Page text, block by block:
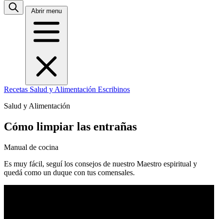
Abrir menu
Recetas Salud y Alimentación Escribinos
Salud y Alimentación
Cómo limpiar las entrañas
Manual de cocina
Es muy fácil, seguí los consejos de nuestro Maestro espiritual y
quedá como un duque con tus comensales.